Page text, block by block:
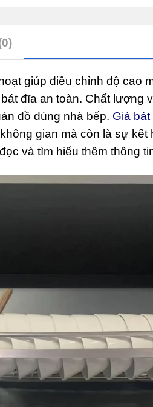
giúp điều chỉnh độ cao
đĩa an toàn. Chất lượng
đồ dùng nhà bếp. Giá
gian mà còn là sự
đọc và tìm hiểu thêm thông